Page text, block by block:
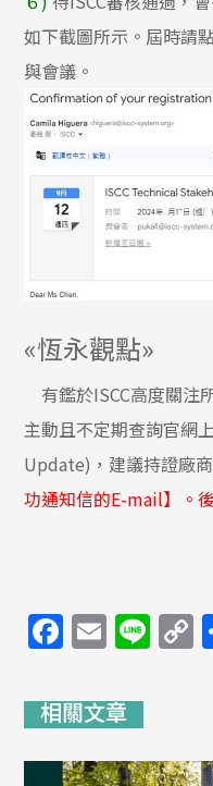
如下截圖所示。屆時請
與會議。
«恆永觀點»
有鑑於ISCC高度關注
主動且不定期查詢官網
Update)，建議持證廠
功通知信的E-mail】。
Email
相關文章